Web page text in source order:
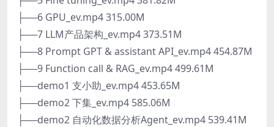
├──6 GPU_ev.mp4 315.00M
├──7 LLM产品架构_ev.mp4 373.51M
├──8 Prompt GPT & assistant API_ev.mp4 454.87M
├──9 Function call & RAG_ev.mp4 499.61M
├──demo1 支小助_ev.mp4 453.65M
├──demo2 下集_ev.mp4 585.06M
├──demo2 自动化数据分析Agent_ev.mp4 539.41M